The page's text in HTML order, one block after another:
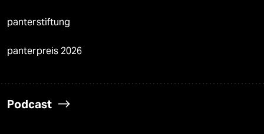
panterstiftung
panterpreis 2026
Podcast